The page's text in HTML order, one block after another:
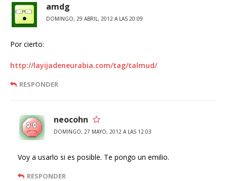
amdg
DOMINGO, 29 ABRIL, 2012 A LAS 20:09
Por cierto:
http://layijadeneurabia.com/tag/talmud/
RESPONDER
neocohn
DOMINGO, 27 MAYO, 2012 A LAS 12:03
Voy a usarlo si es posible. Te pongo un emilio.
RESPONDER